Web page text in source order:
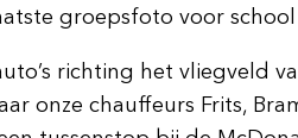
groepsfoto voor
richting het vliegveld
onze chauffeurs Frits,